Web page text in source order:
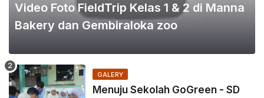
Video Foto FieldTrip Kelas 1 & 2 di Manna
Bakery dan Gembiraloka zoo
GALERY
Menuju Sekolah GoGreen - SD